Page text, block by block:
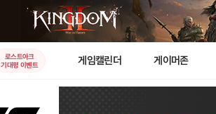
로스트아크
기대평 이벤트
게임캘린더 게이머존